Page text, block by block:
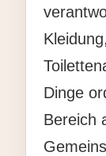
Dinge
Bereich